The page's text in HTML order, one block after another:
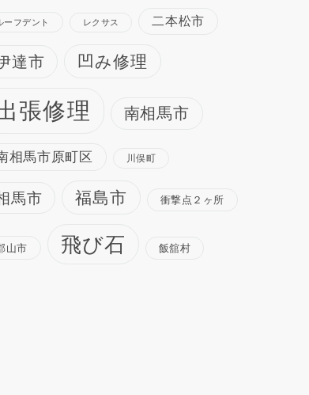
ーフデント レクサス 二本松市
達市 凹み修理
張修理 南相馬市
相馬市原町区 川俣町
馬市 福島市 衝撃点２ヶ所
山市 飛び石 飯舘村